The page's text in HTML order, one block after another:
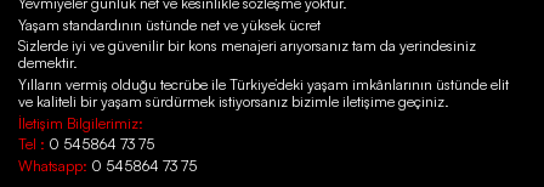
Yaşam standardının üstünde net ve yüksek ücret
Sizlerde iyi ve güvenilir bir kons menajeri arıyorsanız tam da yerindesiniz
demektir.
Yılların vermiş olduğu tecrübe ile Türkiye’deki yaşam imkânlarının üstünde elit
ve kaliteli bir yaşam sürdürmek istiyorsanız bizimle iletişime geçiniz.
İletişim Bilgilerimiz:
Tel : 0 545864 73 75
Whatsapp: 0 545864 73 75